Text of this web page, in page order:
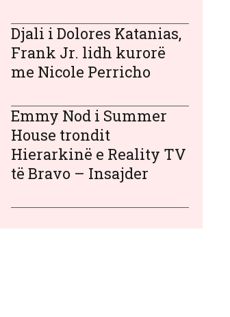
Djali i Dolores Katanias,
Frank Jr. lidh kurorë
me Nicole Perricho
Emmy Nod i Summer
House trondit
Hierarkinë e Reality TV
të Bravo – Insajder